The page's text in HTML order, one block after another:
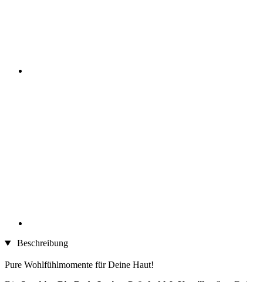
Beschreibung
Pure Wohlfühlmomente für Deine Haut!